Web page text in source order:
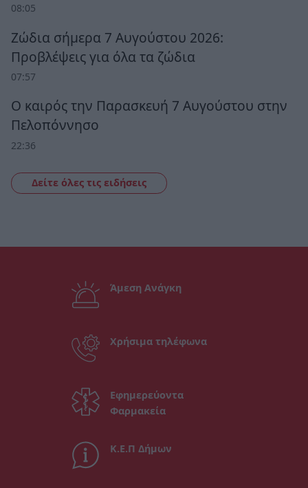
08:05
Ζώδια σήμερα 7 Αυγούστου 2026:
Προβλέψεις για όλα τα ζώδια
07:57
Ο καιρός την Παρασκευή 7 Αυγούστου στην
Πελοπόννησο
22:36
Δείτε όλες τις ειδήσεις
Άμεση Ανάγκη
Χρήσιμα τηλέφωνα
Εφημερεύοντα
Φαρμακεία
Κ.Ε.Π Δήμων